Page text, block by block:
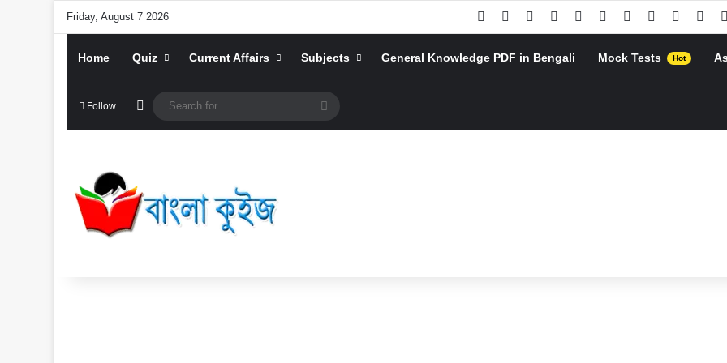
Friday, August 7 2026 Facebook PinterestYouTubeInstagramGoogle Play
TelegramWhatsApp
RSS
Home Quiz Current Affairs Subjects General Knowledge PDF in Bengali Mock Tests Hot
Follow Random Article Search
for